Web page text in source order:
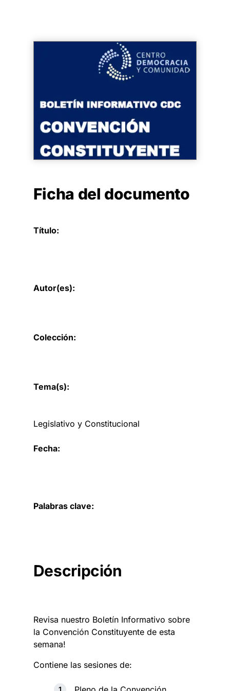
Ficha del documento
Título:
Autor(es):
Colección:
Tema(s):
Legislativo y Constitucional
Fecha:
Palabras clave:
Descripción
Revisa nuestro Boletín Informativo sobre
la Convención Constituyente de esta
semana!
Contiene las sesiones de: